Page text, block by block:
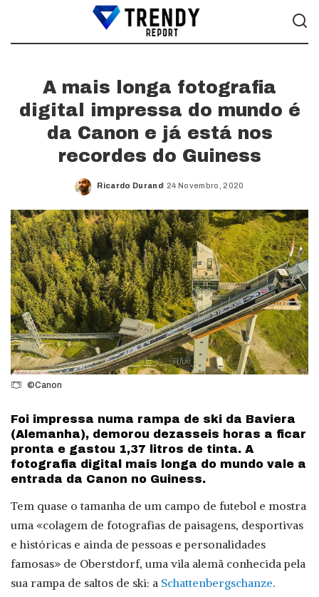
A mais longa fotografia
digital impressa do mundo é
da Canon e já está nos
recordes do Guiness
Posted
Ricardo Durand 24 Novembro, 2020
©Canon
Foi impressa numa rampa de ski da Baviera
(Alemanha), demorou dezasseis horas a ficar
pronta e gastou 1,37 litros de tinta. A
fotografia digital mais longa do mundo vale a
entrada da Canon no Guiness.
Tem quase o tamanha de um campo de futebol e mostra
uma «colagem de fotografias de paisagens, desportivas
e históricas e ainda de pessoas e personalidades
famosas» de Oberstdorf, uma vila alemã conhecida pela
sua rampa de saltos de ski: a Schattenbergschanze.